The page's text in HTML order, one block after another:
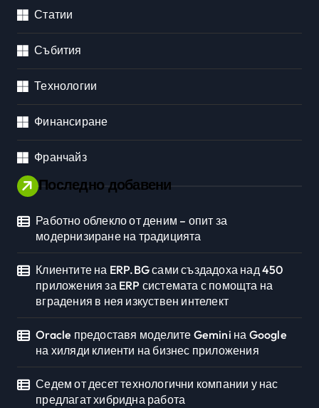
Статии
Събития
Технологии
Финансиране
Франчайз
Последно добавени
Работно облекло от деним – опит за
модернизиране на традицията
Клиентите на ERP.BG сами създадоха над 450
приложения за ERP системата с помощта на
вградения в нея изкуствен интелект
Oracle предоставя моделите Gemini на Google
на хиляди клиенти на бизнес приложения
Седем от десет технологични компании у нас
предлагат хибридна работа